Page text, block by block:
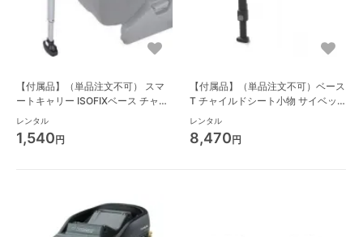
【付属品】（単品注文不可） スマ
ートキャリー ISOFIXベース チャイ
ルドシートその他 日本育児
レンタル
1,540円
【付属品】（単品注文不可）ベース
T チャイルドシート小物 サイベッ
クス(cybex) R003
レンタル
8,470円